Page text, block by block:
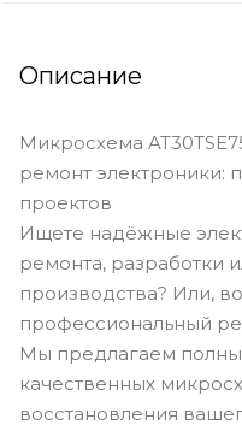
Описание
Микросхема
ремонт электроники:
проектов
Ищете надёжные
ремонта, разработки
производства? Или,
профессиональный
Мы предлагаем
качественных
восстановления